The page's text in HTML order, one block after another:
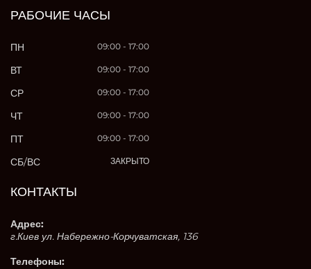
РАБОЧИЕ ЧАСЫ
ПН 09:00 - 17:00
ВТ 09:00 - 17:00
СР 09:00 - 17:00
ЧТ 09:00 - 17:00
ПТ 09:00 - 17:00
СБ/ВС ЗАКРЫТО
КОНТАКТЫ
Адрес:
г.Киев ул. Набережно-Корчуватская, 136
Телефоны: